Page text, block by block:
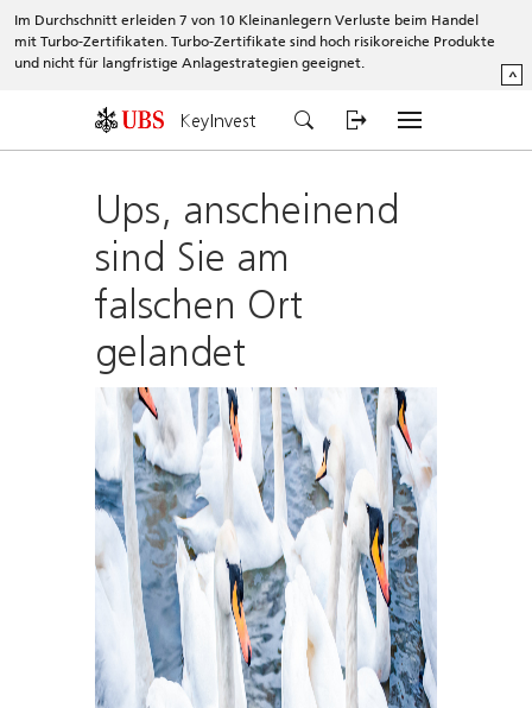
Im Durchschnitt erleiden 7 von 10 Kleinanlegern Verluste beim Handel
mit Turbo-Zertifikaten. Turbo-Zertifikate sind hoch risikoreiche Produkte
und nicht für langfristige Anlagestrategien geeignet.
^
KeyInvest
Ups, anscheinend
sind Sie am
falschen Ort
gelandet